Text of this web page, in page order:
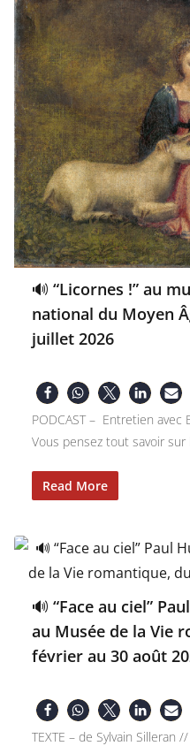
🔊 “Licornes !” au
national du Moyen
juillet 2026
PODCAST – Entretien
Vous pensez tout savoir sur
Read More
🔊 “Face au ciel”
au Musée de la Vie
février au 30 août
TEXTE – de Sylvain Silleran